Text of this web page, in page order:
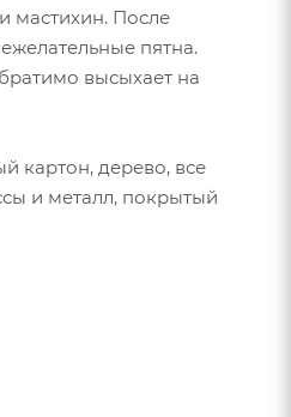
мастихин. После
пятна.
высыхает на
картон, дерево, все
и металл, покрытый